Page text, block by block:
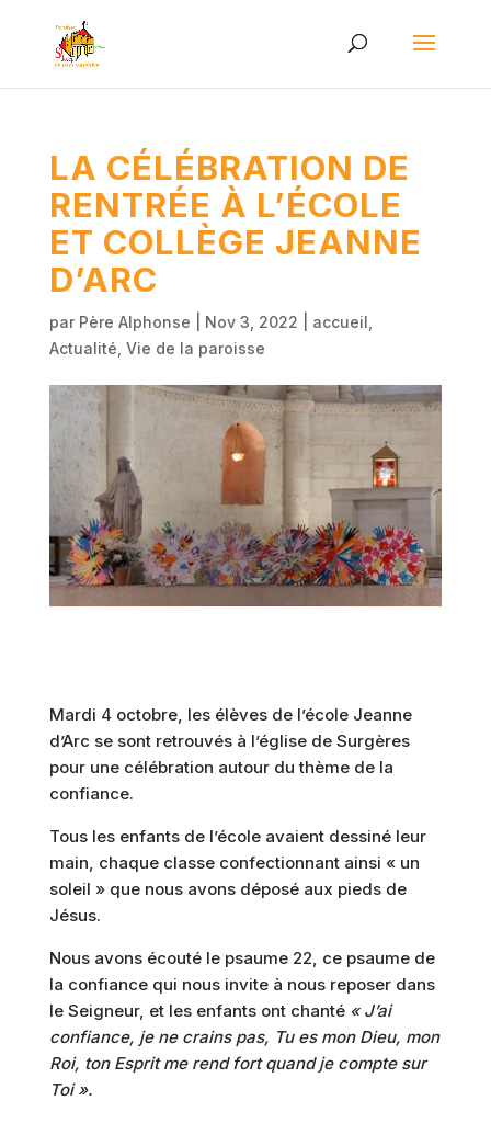
LA CÉLÉBRATION DE
RENTRÉE À L’ÉCOLE
ET COLLÈGE JEANNE
D’ARC
par Père Alphonse Nov 3, 2022 accueil
Actualité Vie de la paroisse
Mardi 4 octobre, les élèves de l’école Jeanne
d’Arc se sont retrouvés à l’église de Surgères
pour une célébration autour du thème de la
confiance.
Tous les enfants de l’école avaient dessiné leur
main, chaque classe confectionnant ainsi « un
soleil » que nous avons déposé aux pieds de
Jésus.
Nous avons écouté le psaume 22, ce psaume de
la confiance qui nous invite à nous reposer dans
le Seigneur, et les enfants ont chanté « J’ai
confiance, je ne crains pas, Tu es mon Dieu, mon
Roi, ton Esprit me rend fort quand je compte sur
Toi ».